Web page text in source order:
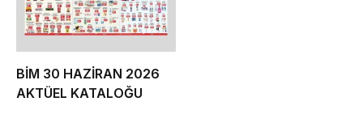
BİM 30 HAZİRAN 2026
AKTÜEL KATALOĞU